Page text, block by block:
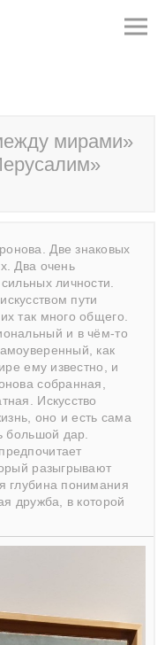
мирами»
Две знаковых
Два очень
личности.
пути
так много общего.
и в чём-то
как
ему известно, и
собранная,
Искусство
оно и есть сама
большой дар.
разыгрывают
глубина понимания
дружба, в которой